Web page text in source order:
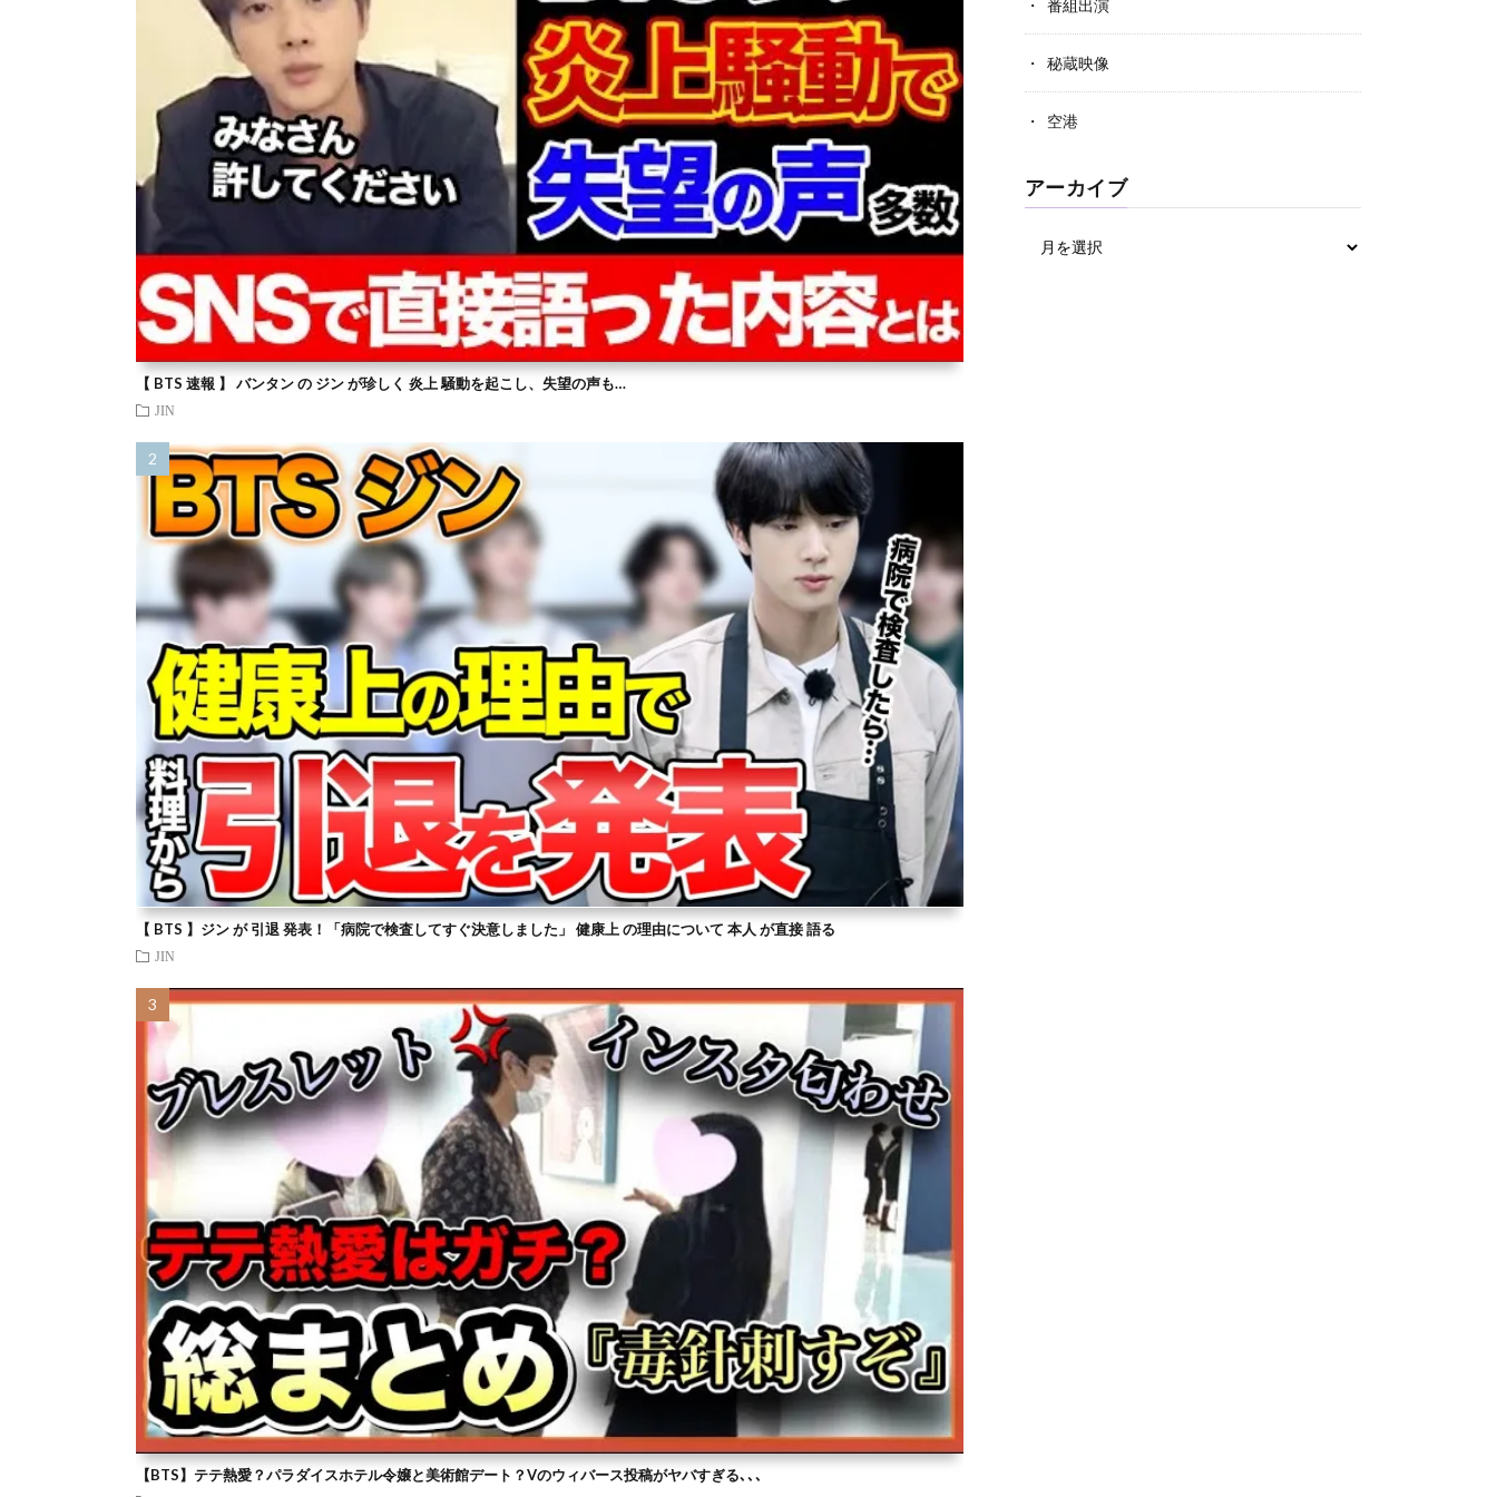
【 BTS 速報 】 バンタン の ジン が珍しく 炎上 騒動を起こし、失望の声も…
JIN
【 BTS 】ジン が 引退 発表！「病院で検査してすぐ決意しました」 健康上 の理由について 本人 が直接 語る
JIN
【BTS】テテ熱愛？パラダイスホテル令嬢と美術館デート？Vのウィバース投稿がヤバすぎる､､､
番組出演
秘蔵映像
空港
アーカイブ